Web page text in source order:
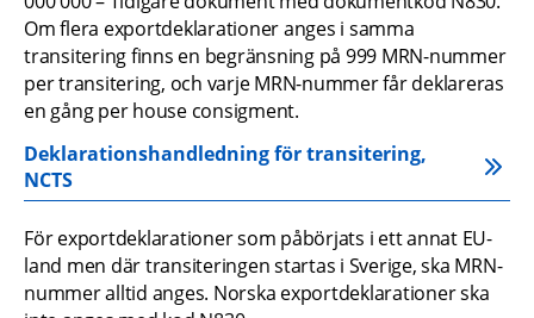
Om flera exportdeklarationer anges i samma
transitering finns en begränsning på 999 MRN-nummer
per transitering, och varje MRN-nummer får deklareras
en gång per house consigment.
Deklarationshandledning för transitering,
NCTS
För exportdeklarationer som påbörjats i ett annat EU-
land men där transiteringen startas i Sverige, ska MRN-
nummer alltid anges. Norska exportdeklarationer ska